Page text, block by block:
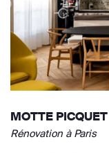
MOTTE PICQUET
Rénovation à Paris